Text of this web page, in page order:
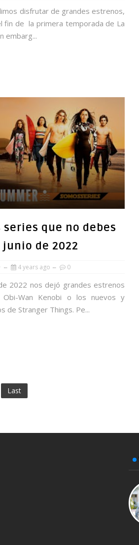
disfrutar de grandes estrenos,
fin de la primera temporada de La
embarg...
series que no debes
de 2022
4 years ago 0
2022 nos dejó grandes estrenos
Wan Kenobi o los nuevos y
de Stranger Things. Pe...
Last